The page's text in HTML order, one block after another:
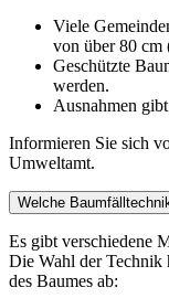
Viele
von über 80 cm
Geschützte
werden.
Ausnahmen
Informieren Sie sich
Umweltamt.
Welche
Es gibt verschiedene
Die Wahl der Technik
des Baumes ab: